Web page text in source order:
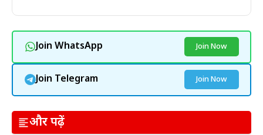
Join WhatsApp Join Now
Join Telegram Join Now
और पढ़ें